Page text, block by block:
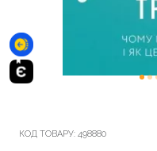
КОД ТОВАРУ: 498880